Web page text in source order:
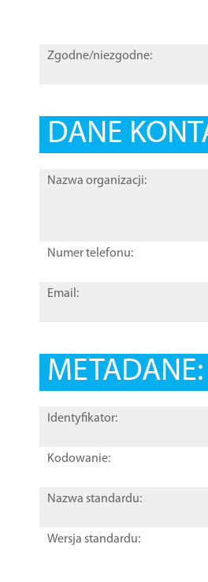
Zgodne/niezgodne:
DANE
Nazwa organizacji:
Numer telefonu:
Email:
METADANE:
Identyfikator:
Kodowanie:
Nazwa standardu:
Wersja standardu: